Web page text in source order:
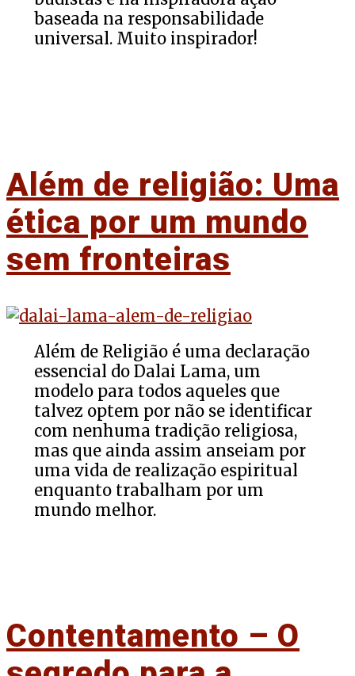
baseada na responsabilidade
universal. Muito inspirador!
Além de religião: Uma
ética por um mundo
sem fronteiras
Além de Religião é uma declaração
essencial do Dalai Lama, um
modelo para todos aqueles que
talvez optem por não se identificar
com nenhuma tradição religiosa,
mas que ainda assim anseiam por
uma vida de realização espiritual
enquanto trabalham por um
mundo melhor.
Contentamento – O